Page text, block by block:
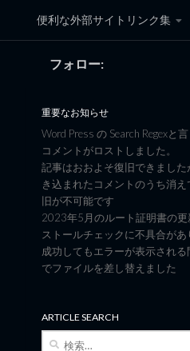
コンテンツへスキップ
便利な外部サイトリンク集
黒翼猫の
フォロー:
重要なお知らせ
Word Press の Search Regexと
コメントがロストしました。
記事はおおよそ復旧できました
き込まれたコメントのうち消
旧が不可能です
2023年5月のルート証明書の
ストールチェックに不具合が
成功してもエラーが表示され
でファイルを差し替えました
ARTICLE SEARCH